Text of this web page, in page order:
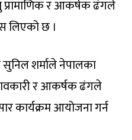
प्रामाणिक र आकर्षक ढंगले
लिएको छ ।
सुनिल शर्माले नेपालका
र आकर्षक ढंगले
कार्यक्रम आयोजना गर्न